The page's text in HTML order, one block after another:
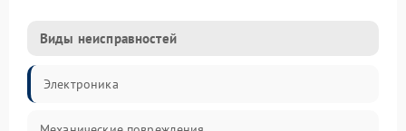
Виды неисправностей
Электроника